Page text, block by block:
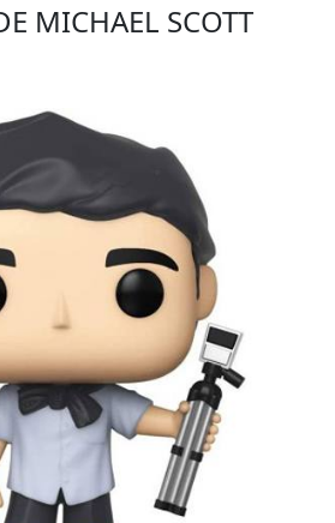
MICHAEL SCOTT